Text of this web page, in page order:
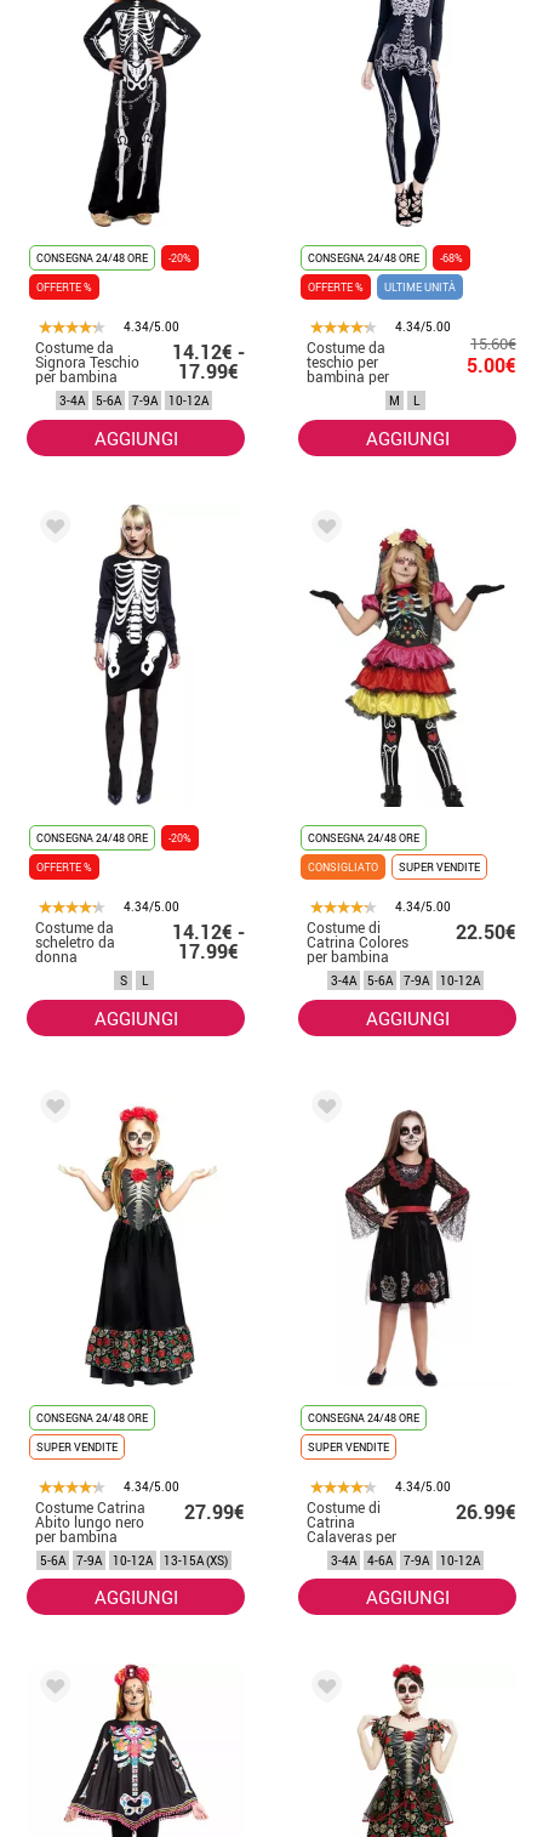
CONSEGNA 24/48 ORE
-20%
OFFERTE %
4.34/5.00
Costume da
Signora Teschio
per bambina
14.12€ -
17.99€
3-4A 5-6A 7-9A 10-12A
AGGIUNGI
CONSEGNA 24/48 ORE
-68%
OFFERTE %
ULTIME UNITÀ
4.34/5.00
Costume da
teschio per
bambina per
15.60€
5.00€
M L
AGGIUNGI
CONSEGNA 24/48 ORE
-20%
OFFERTE %
4.34/5.00
Costume da
scheletro da
donna
14.12€ -
17.99€
S L
AGGIUNGI
CONSEGNA 24/48 ORE
CONSIGLIATO
SUPER VENDITE
4.34/5.00
Costume di
Catrina Colores
per bambina
22.50€
3-4A 5-6A 7-9A 10-12A
AGGIUNGI
CONSEGNA 24/48 ORE
SUPER VENDITE
4.34/5.00
Costume Catrina
Abito lungo nero
per bambina
27.99€
5-6A 7-9A 10-12A 13-15A (XS)
AGGIUNGI
CONSEGNA 24/48 ORE
SUPER VENDITE
4.34/5.00
Costume di
Catrina
Calaveras per
bambina
26.99€
3-4A 4-6A 7-9A 10-12A
AGGIUNGI